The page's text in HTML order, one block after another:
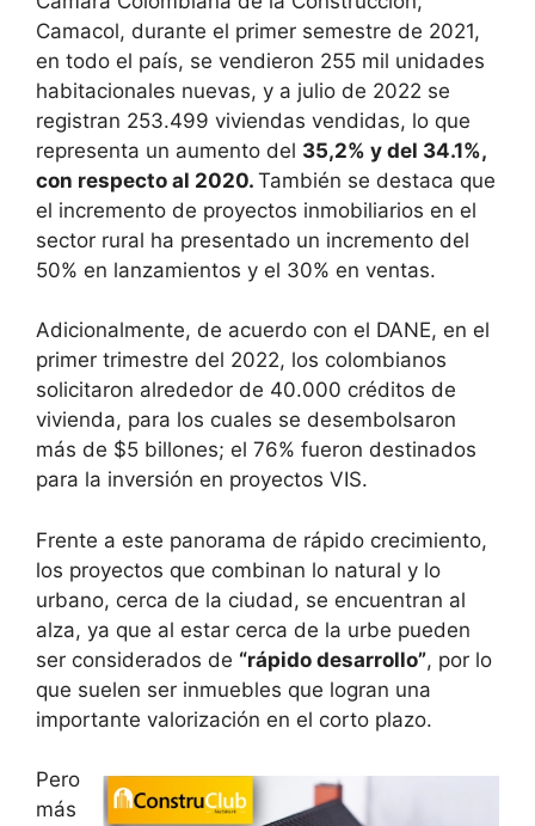
Camacol, durante el primer semestre de 2021,
en todo el país, se vendieron 255 mil unidades
habitacionales nuevas, y a julio de 2022 se
registran 253.499 viviendas vendidas, lo que
representa un aumento del 35,2% y del 34.1%,
con respecto al 2020. También se destaca que
el incremento de proyectos inmobiliarios en el
sector rural ha presentado un incremento del
50% en lanzamientos y el 30% en ventas.
Adicionalmente, de acuerdo con el DANE, en el
primer trimestre del 2022, los colombianos
solicitaron alrededor de 40.000 créditos de
vivienda, para los cuales se desembolsaron
más de $5 billones; el 76% fueron destinados
para la inversión en proyectos VIS.
Frente a este panorama de rápido crecimiento,
los proyectos que combinan lo natural y lo
urbano, cerca de la ciudad, se encuentran al
alza, ya que al estar cerca de la urbe pueden
ser considerados de “rápido desarrollo”, por lo
que suelen ser inmuebles que logran una
importante valorización en el corto plazo.
Pero
más